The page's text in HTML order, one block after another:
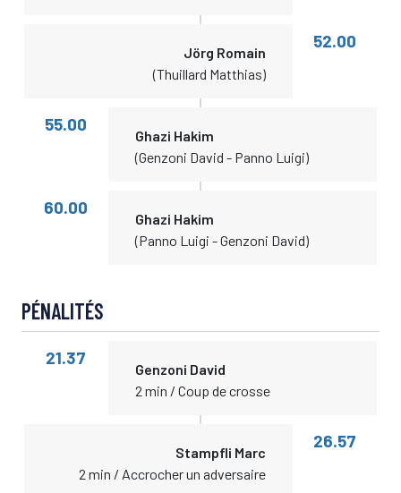
Jörg Romain
(Thuillard Matthias)
52.00
55.00
Ghazi Hakim
(Genzoni David - Panno Luigi)
60.00
Ghazi Hakim
(Panno Luigi - Genzoni David)
PÉNALITÉS
21.37
Genzoni David
2 min / Coup de crosse
Stampfli Marc
2 min / Accrocher un adversaire
26.57